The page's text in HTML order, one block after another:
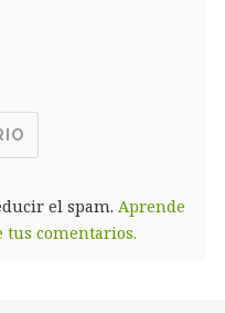
el spam. Aprende
tus comentarios.